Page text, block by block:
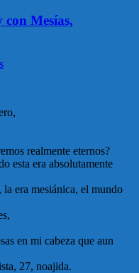
con Mesías,
realmente eternos?
esta era absolutamente
era mesiánica, el mundo
en mi cabeza que aun
27, noajida.